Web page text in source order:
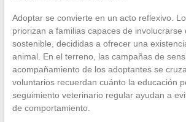
Adoptar se convierte en un acto reflexivo.
priorizan a familias capaces de involucrarse
sostenible, decididas a ofrecer una
animal. En el terreno, las campañas de
acompañamiento de los adoptantes se
voluntarios recuerdan cuánto la educación
seguimiento veterinario regular ayudan a
de comportamiento.